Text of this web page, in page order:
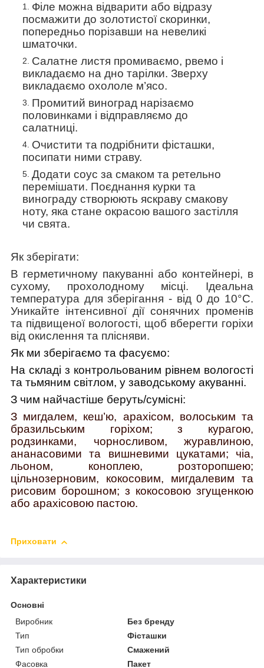
Філе можна відварити або відразу
посмажити до золотистої скоринки,
попередньо порізавши на невеликі
шматочки.
Салатне листя промиваємо, рвемо і
викладаємо на дно тарілки. Зверху
викладаємо охололе м’ясо.
Промитий виноград нарізаємо
половинками і відправляємо до
салатниці.
Очистити та подрібнити фісташки,
посипати ними страву.
Додати соус за смаком та ретельно
перемішати. Поєднання курки та
винограду створюють яскраву смакову
ноту, яка стане окрасою вашого застілля
чи свята.
Як зберігати:
В герметичному пакуванні або контейнері, в
сухому, прохолодному місці. Ідеальна
температура для зберігання - від 0 до 10°C.
Уникайте інтенсивної дії сонячних променів
та підвищеної вологості, щоб вберегти горіхи
від окислення та плісняви.
Як ми зберігаємо та фасуємо:
На складі з контрольованим рівнем вологості
та тьмяним світлом, у заводському акуванні.
З чим найчастіше беруть/cумісні:
З мигдалем, кеш’ю, арахісом, волоським та
бразильським горіхом; з курагою,
родзинками, чорносливом, журавлиною,
ананасовими та вишневими цукатами; чіа,
льоном, коноплею, розторопшею;
цільнозерновим, кокосовим, мигдалевим та
рисовим борошном; з кокосовою згущенкою
або арахісовою пастою.
Приховати
Характеристики
Основні
Виробник
Без бренду
Тип
Фісташки
Тип обробки
Смажений
Фасовка
Пакет